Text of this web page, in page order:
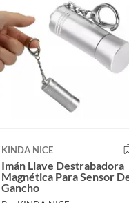
KINDA NICE
Imán Llave Destrabadora
Magnética Para Sensor
Gancho